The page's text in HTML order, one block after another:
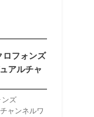
フォンズ
アルチャ
ンズ
ャンネルワ